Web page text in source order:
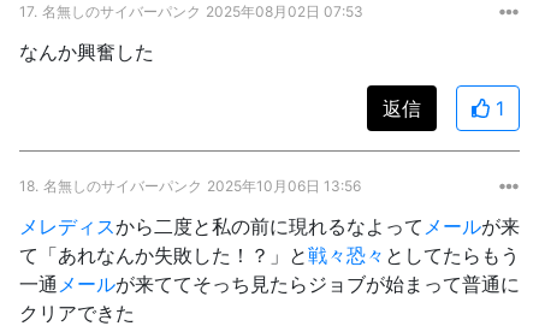
17. 名無しのサイバーパンク 2025年08月02日 07:53
なんか興奮した
返信 1
18. 名無しのサイバーパンク 2025年10月06日 13:56
メレディスから二度と私の前に現れるなよって メールが来
て「あれなんか失敗した！？」と戦々恐々 としてたらもう
一通 メールが来ててそっち見たらジョブが始まって普通に
クリアできた